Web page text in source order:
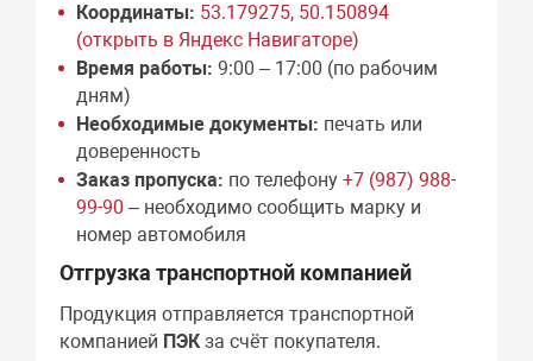
Координаты: 53.179275, 50.150894
(открыть в Яндекс Навигаторе)
Время работы: 9:00 – 17:00 (по рабочим
дням)
Необходимые документы: печать или
доверенность
Заказ пропуска: по телефону+7 (987) 988-
99-90 – необходимо сообщить марку и
номер автомобиля
Отгрузка транспортной компанией
Продукция отправляется транспортной
компанией ПЭКза счёт покупателя.